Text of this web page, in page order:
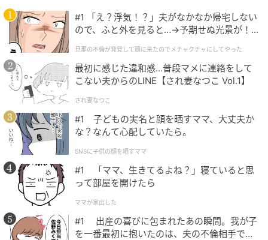
出典：ぞえ（@islezoe）さん
#1 「え？浮気！？」夫がなかなか帰宅しない
ので、ふと外を見ると…→予期せぬ光景が！
クチャにしてやった
旦那の不倫が発覚して頭に来たのでメチャクチャにしてやった
最初に感じた違和感…普段マメに連絡をして
こない夫からのLINE【され妻なつこ Vol.1】
され妻なつこ
#1 子どもの実名と顔を晒すママ、大丈夫か
な？なんて心配していたら。
SNSに子供の顔を晒すママ
#1 「ママ、生きてるよね？」寝ていると思
って部屋を開けたら
ママが家出した
#1 出産の喜びに包まれたあの瞬間。我が子
を一番最初に抱いたのは、夫の不倫相手でし